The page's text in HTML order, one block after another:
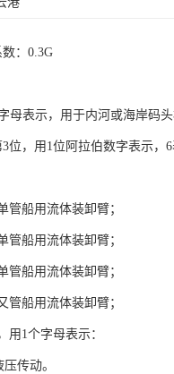
：0.3G
母表示，用于内河或海岸码头
位，用1位阿拉伯数字表示
船用流体装卸臂；
船用流体装卸臂；
船用流体装卸臂；
船用流体装卸臂；
用1个字母表示：
传动。